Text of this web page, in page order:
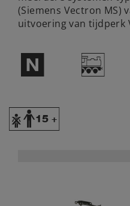
(Siemens Vectron MS)
uitvoering van tijdperk
$ /
Y